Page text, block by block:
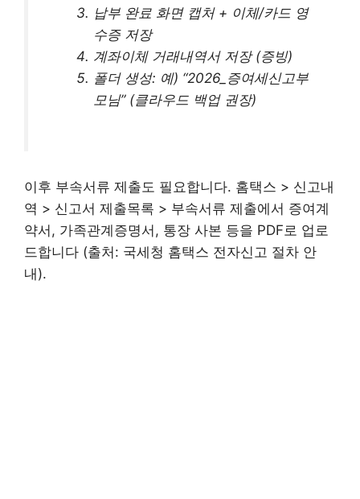
납부 완료 화면 캡처 + 이체/카드 영
수증 저장
계좌이체 거래내역서 저장 (증빙)
폴더 생성: 예) “2026_증여세신고부
모님” (클라우드 백업 권장)
이후 부속서류 제출도 필요합니다. 홈택스 > 신고내
역 > 신고서 제출목록 > 부속서류 제출에서 증여계
약서, 가족관계증명서, 통장 사본 등을 PDF로 업로
드합니다 (출처: 국세청 홈택스 전자신고 절차 안
내).